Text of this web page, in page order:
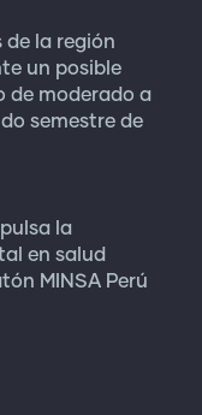
de la región
un posible
de moderado a
semestre de
la
en salud
MINSA Perú